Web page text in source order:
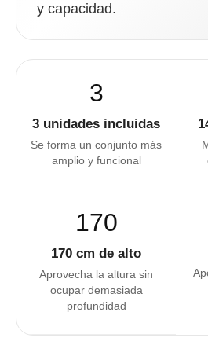
y capacidad.
3
3 unidades incluidas
Se forma un conjunto más
amplio y funcional
170
170 cm de alto
Aprovecha la altura sin
ocupar demasiada
profundidad